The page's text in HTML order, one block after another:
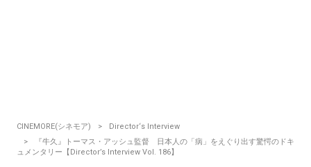
CINEMORE(シネモア)
Director‘s Interview
『牛久』トーマス・アッシュ監督 日本人の「病」をえぐり出す驚愕のドキ
ュメンタリー【Director’s Interview Vol. 186】